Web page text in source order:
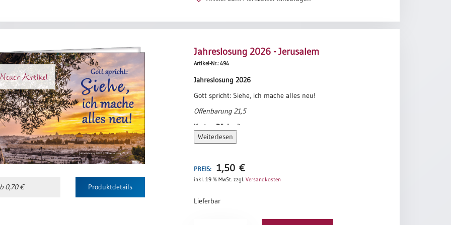
Menge
Artikel
0,70 € Produktdetails
Jahreslosung 2026 - Jerusalem
Artikel-Nr.: 494
Jahreslosung 2026
Gott spricht: Siehe, ich mache alles neu!
Offenbarung 21,5
Karten-Rückseite:
Und ich sah die heilige Stadt, das neue Jerusalem, von Gott aus
herabkommen. Ihr Leuchten war gleich dem alleredelsten
Stein, klar wie Kristall,
eine Stadt aus reinem Gold, gleich reinem Glas. Und ich hörte
von dem Thron her, die sprach: Siehe da, die Wohnung Gottes
Weiterlesen
PREIS: 1,50€
inkl. 19 % MwSt. zzgl.Versandkosten
Lieferbar